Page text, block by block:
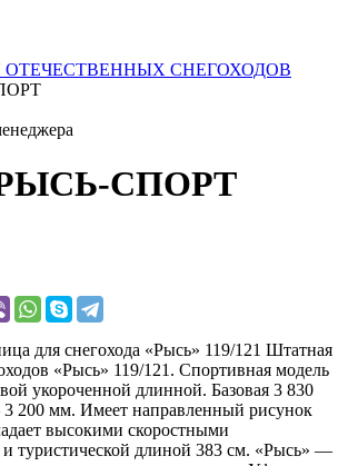
СНЕГОХОДОВ
СПОРТ
для снегохода «Рысь» 119/121 Штатная
«Рысь» 119/121. Спортивная модель
укороченной длинной. Базовая 3 830
200 мм. Имеет направленный рисунок
высокими скоростными
и туристической длиной 383 см. «Рысь» —